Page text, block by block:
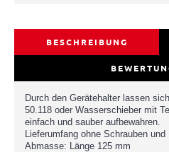
BESCHREIBUNG
Durch den Gerätehalter lassen
50.118 oder Wasserschieber mit
einfach und sauber aufbewahren.
Lieferumfang ohne Schrauben und
Abmasse: Länge 125 mm